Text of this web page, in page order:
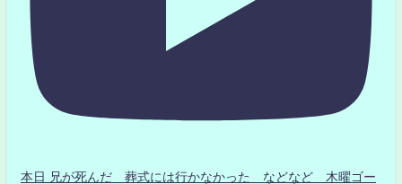
本日 兄が死んだ 葬式には行かなかった などなど 木曜ゴー